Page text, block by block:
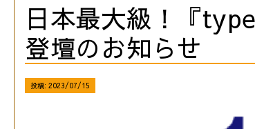
日本最大級！『
登壇のお知らせ
投稿: 2023/07/15